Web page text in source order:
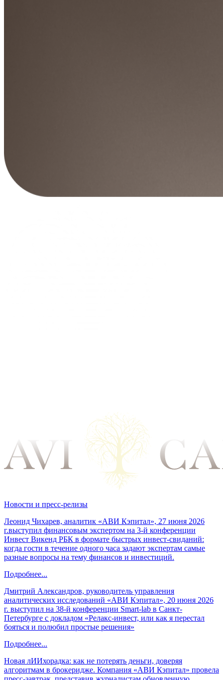
Новости и пресс-релизы
Леонид Чихарев, аналитик «АВИ Кэпитал», 27 июня 2026
г.выступил финансовым экспертом на 3-й конференции
Инвест Викенд РБК в формате быстрых инвест-свиданий:
когда гости в течение одного часа задают экспертам самые
разные вопросы на тему финансов и инвестиций.
Подробнее...
Дмитрий Александров, руководитель управления
аналитических исследований «АВИ Кэпитал», 20 июня 2026
г. выступил на 38-й конференции Smart-lab в Санкт-
Петербурге с докладом «Релакс-инвест, или как я перестал
бояться и полюбил простые решения»
Подробнее...
Новая лИИхорадка: как не потерять деньги, доверяя
алгоритмам в брокеридже. Компания «АВИ Кэпитал» провела